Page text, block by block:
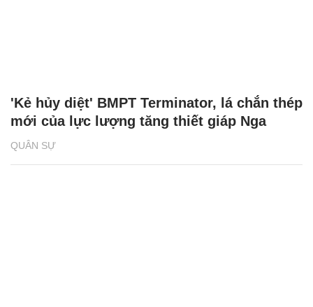
QUÂN SỰ
'Kẻ hủy diệt' BMPT Terminator, lá chắn thép
mới của lực lượng tăng thiết giáp Nga